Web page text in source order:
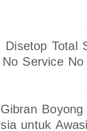
Total
Service No
Boyong
untuk Awasi